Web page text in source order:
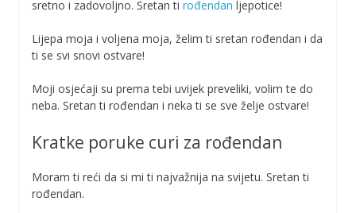
sretno i zadovoljno. Sretan ti rođendan ljepotice!
Lijepa moja i voljena moja, želim ti sretan rođendan i da
ti se svi snovi ostvare!
Moji osjećaji su prema tebi uvijek preveliki, volim te do
neba. Sretan ti rođendan i neka ti se sve želje ostvare!
Kratke poruke curi za rođendan
Moram ti reći da si mi ti najvažnija na svijetu. Sretan ti
rođendan.